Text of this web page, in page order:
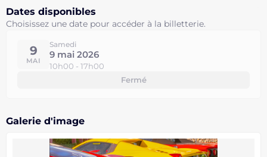
Dates disponibles
Choisissez une date pour accéder à la billetterie.
9
MAI
Samedi
9 mai 2026
10h00 - 17h00
Fermé
Galerie d'image